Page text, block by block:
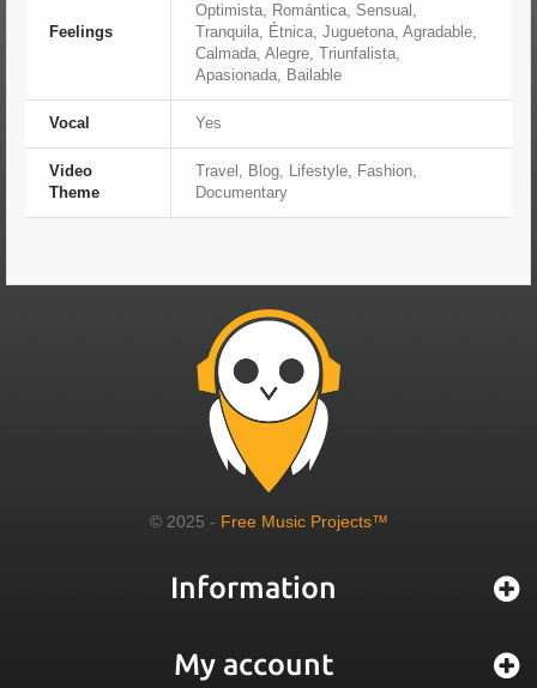
Feelings
Optimista, Romántica, Sensual,
Tranquila, Étnica, Juguetona, Agradable,
Calmada, Alegre, Triunfalista,
Apasionada, Bailable
Vocal Yes
Video
Theme
Travel, Blog, Lifestyle, Fashion,
Documentary
© 2025 - Free Music Projects™
Information
My account